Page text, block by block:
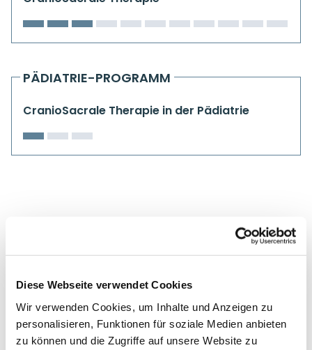
Diese Webseite verwendet Cookies
Wir verwenden Cookies, um Inhalte und Anzeigen zu
personalisieren, Funktionen für soziale Medien anbieten
zu können und die Zugriffe auf unsere Website zu
PÄDIATRIE-PROGRAMM
CranioSacrale Therapie in der Pädiatrie